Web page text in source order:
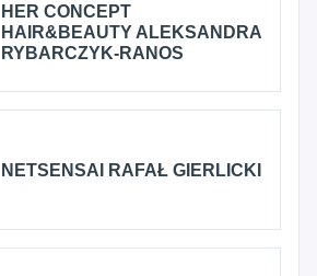
HER CONCEPT
HAIR&BEAUTY ALEKSANDRA
RYBARCZYK-RANOS
NETSENSAI RAFAŁ GIERLICKI